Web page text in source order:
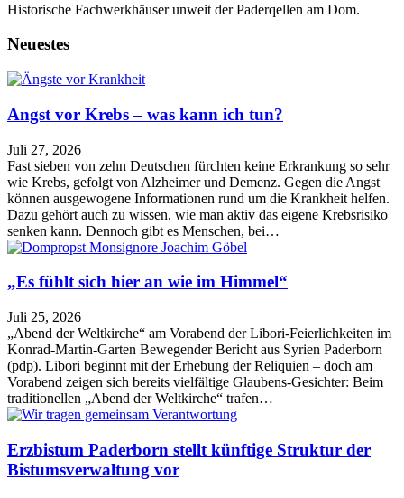
Historische Fachwerkhäuser unweit der Paderqellen am Dom.
Neuestes
Angst vor Krebs – was kann ich tun?
Juli 27, 2026
Fast sieben von zehn Deutschen fürchten keine Erkrankung so sehr
wie Krebs, gefolgt von Alzheimer und Demenz. Gegen die Angst
können ausgewogene Informationen rund um die Krankheit helfen.
Dazu gehört auch zu wissen, wie man aktiv das eigene Krebsrisiko
senken kann. Dennoch gibt es Menschen, bei…
„Es fühlt sich hier an wie im Himmel“
Juli 25, 2026
„Abend der Weltkirche“ am Vorabend der Libori-Feierlichkeiten im
Konrad-Martin-Garten Bewegender Bericht aus Syrien Paderborn
(pdp). Libori beginnt mit der Erhebung der Reliquien – doch am
Vorabend zeigen sich bereits vielfältige Glaubens-Gesichter: Beim
traditionellen „Abend der Weltkirche“ trafen…
Erzbistum Paderborn stellt künftige Struktur der
Bistumsverwaltung vor